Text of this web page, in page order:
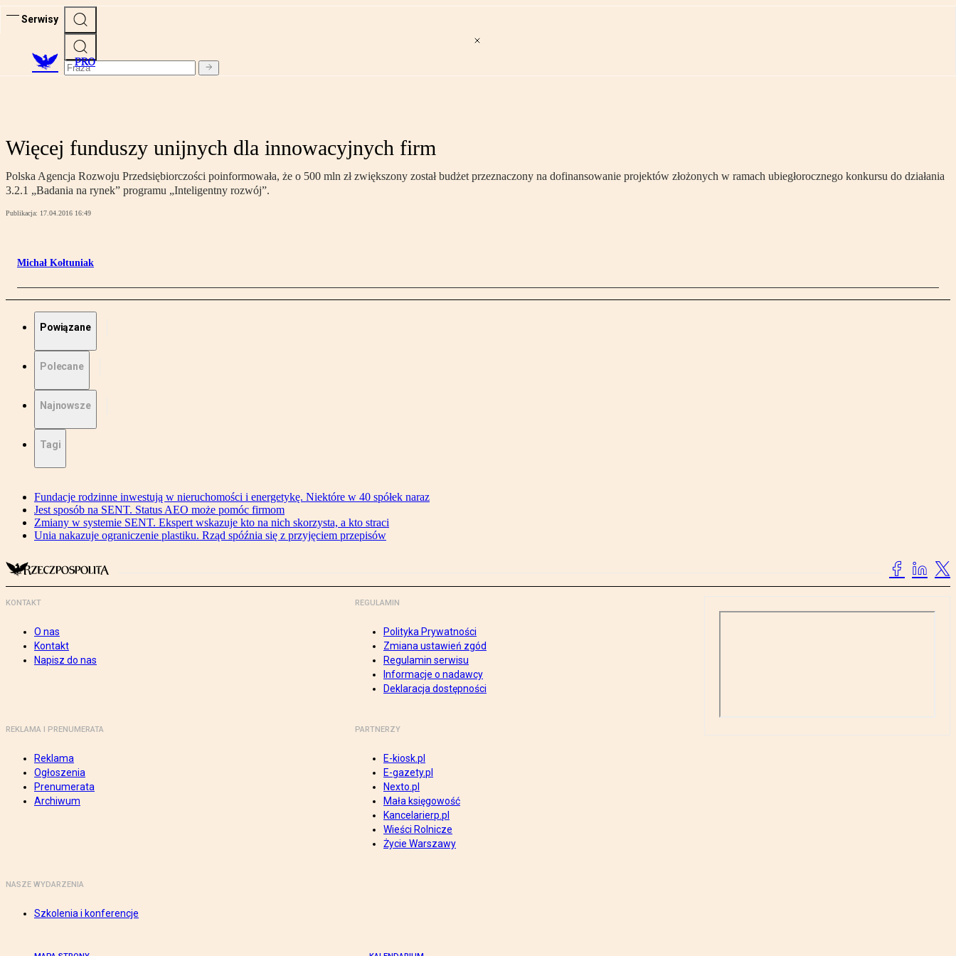
Serwisy
PRO
Więcej funduszy unijnych dla innowacyjnych firm
Polska Agencja Rozwoju Przedsiębiorczości poinformowała, że o 500 mln zł zwiększony został budżet przeznaczony na dofinansowanie projektów złożonych w ramach ubiegłorocznego konkursu do działania
3.2.1 „Badania na rynek” programu „Inteligentny rozwój”.
Publikacja: 17.04.2016 16:49
Michał Kołtuniak
Powiązane
Polecane
Najnowsze
Tagi
Fundacje rodzinne inwestują w nieruchomości i energetykę. Niektóre w 40 spółek naraz
Jest sposób na SENT. Status AEO może pomóc firmom
Zmiany w systemie SENT. Ekspert wskazuje kto na nich skorzysta, a kto straci
Unia nakazuje ograniczenie plastiku. Rząd spóźnia się z przyjęciem przepisów
KONTAKT
O nas
Kontakt
Napisz do nas
REGULAMIN
Polityka Prywatności
Zmiana ustawień zgód
Regulamin serwisu
Informacje o nadawcy
Deklaracja dostępności
REKLAMA I PRENUMERATA
Reklama
Ogłoszenia
Prenumerata
Archiwum
PARTNERZY
E-kiosk.pl
E-gazety.pl
Nexto.pl
Mała księgowość
Kancelarierp.pl
Wieści Rolnicze
Życie Warszawy
NASZE WYDARZENIA
Szkolenia i konferencje